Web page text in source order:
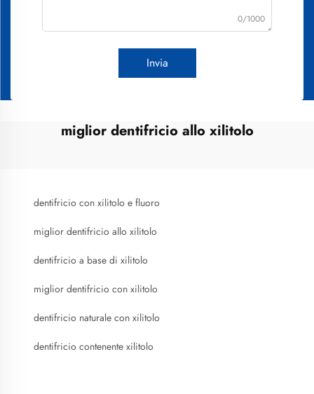
0/1000
Invia
miglior dentifricio allo xilitolo
dentifricio con xilitolo e fluoro
miglior dentifricio allo xilitolo
dentifricio a base di xilitolo
miglior dentifricio con xilitolo
dentifricio naturale con xilitolo
dentifricio contenente xilitolo